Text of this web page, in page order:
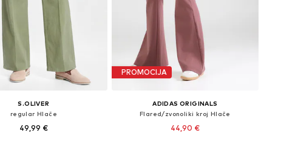
S.OLIVER
regular Hlače
49,99 €
PROMOCIJA
ADIDAS ORIGINALS
Flared/zvonoliki kroj Hlače
44,90 €